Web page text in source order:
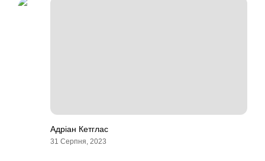
Адріан Кетглас
31 Серпня, 2023